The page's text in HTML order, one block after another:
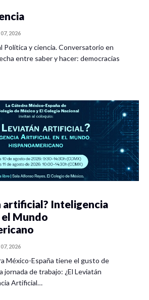
2026
Política y ciencia. Conversatorio en
entre saber y hacer: democracias
artificial? Inteligencia
Mundo
2026
México-España tiene el gusto de
jornada de trabajo: ¿El Leviatán
Artificial…